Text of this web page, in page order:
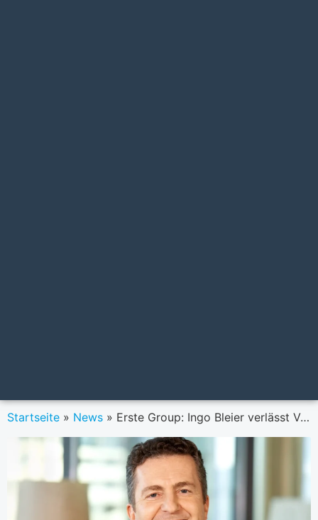
Startseite » News » Erste Group: Ingo Bleier verlässt Vorstand